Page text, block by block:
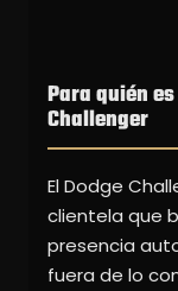
Para quién
Challenger
El Dodge
clientela que
presencia
fuera de lo